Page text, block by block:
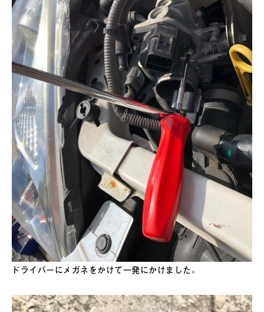
ドライバーにメガネをかけて一発にかけました。